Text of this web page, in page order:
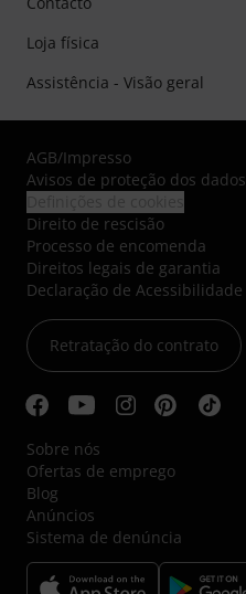
Loja física
Assistência - Visão geral
AGB/Impresso
Avisos de proteção dos dados
Direito de rescisão
Processo de encomenda
Direitos legais de garantia
Declaração de Acessibilidade
Retratação do contrato
Sobre nós
Ofertas de emprego
Blog
Anúncios
Sistema de denúncia